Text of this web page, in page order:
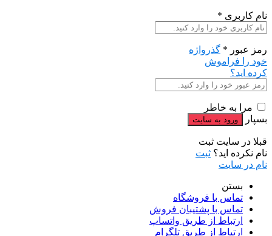
نام کاربری *
رمز عبور * گذرواژه
خود را فراموش
کرده اید؟
مرا به خاطر
بسپار
قبلا در سایت ثبت
نام نکرده اید؟ ثبت
نام در سایت
بستن
تماس با فروشگاه
تماس با پشتیبان فروش
ارتباط از طریق واتساپ
ارتباط از طریق تلگرام